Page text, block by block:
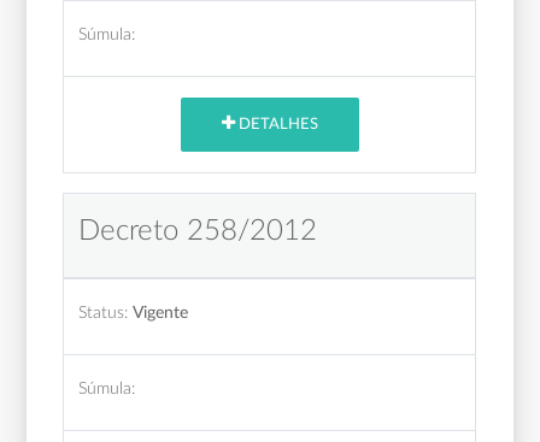
Súmula:
DETALHES
Decreto 258/2012
Status: Vigente
Súmula: